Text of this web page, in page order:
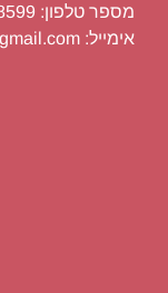
מספר טלפון: 054-5798599
אימייל: ilanahz58@gmail.com